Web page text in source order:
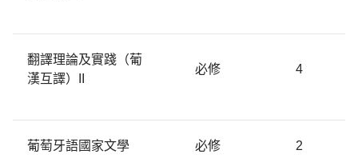
翻譯理論及實踐（葡
漢互譯）II
必修 4
葡萄牙語國家文學 必修 2